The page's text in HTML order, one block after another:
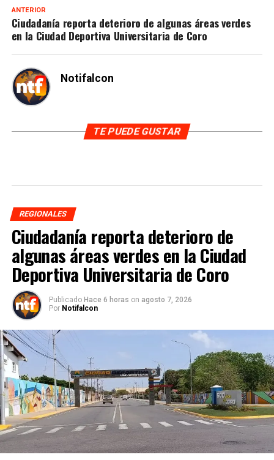
ANTERIOR
Ciudadanía reporta deterioro de algunas áreas verdes
en la Ciudad Deportiva Universitaria de Coro
Notifalcon
TE PUEDE GUSTAR
REGIONALES
Ciudadanía reporta deterioro de
algunas áreas verdes en la Ciudad
Deportiva Universitaria de Coro
Publicado Hace 6 horas on agosto 7, 2026
Por Notifalcon